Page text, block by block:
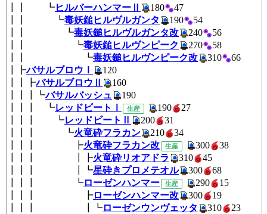
┃┃ ┗ヒルバーハンマーⅡ 180
┃┃ ┗毒妖鎚ヒルヴルガンタ 190
┃┃ ┗毒妖鎚ヒルヴルガンタ改 240
┃┃ ┗毒妖鎚ヒルヴンピーク 270
┃┃ ┗毒妖鎚ヒルヴンピーク改 310
┃┣バサルブロウⅠ
120
┃┃┣バサルブロウⅡ
160
┃┃┃┗バサルバッシュ
190
┃┃┃ ┗レッドビートⅠ 生産 190
┃┃┃ ┗レッドビートⅡ 200
31
┃┃┃ ┗火竜砕フラカン 210
34
┃┃┃ ┣火竜砕フラカン改 生産 300
┃┃┃ ┃┣火竜砕リオアドラ 310
45
┃┃┃ ┃┗星砕きプロメテオル 300
┃┃┃ ┗ローゼンハンマー 生産 290
┃┃┃ ┣ローゼンハンマー改 300
┃┃┃ ┃┗ローゼンウンヴェッタ 310